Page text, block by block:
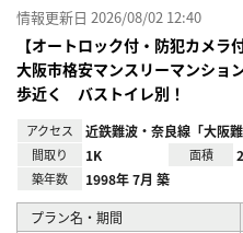
情報更新日 2026/08/02 12:40
【オートロック付・防犯カメ
大阪市格安マンスリーマンショ
歩近く バストイレ別！
アクセス 近鉄難波・奈良線「大阪難
間取り 1K 面積
築年数 1998年 7月 築
プラン名・期間